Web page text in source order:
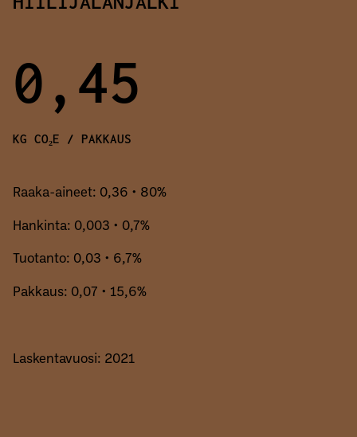
0,45
KG CO₂E / PAKKAUS
Raaka-aineet: 0,36 • 80%
Hankinta: 0,003 • 0,7%
Tuotanto: 0,03 • 6,7%
Pakkaus: 0,07 • 15,6%
Laskentavuosi: 2021